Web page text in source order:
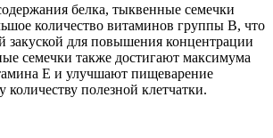
белка, тыквенные семечки
количество витаминов группы В, что
закуской для повышения концентрации
семечки также достигают максимума
Е и улучшают пищеварение
количеству полезной клетчатки.